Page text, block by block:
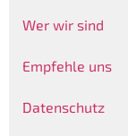
Wer wir sind
Empfehle uns
Datenschutz